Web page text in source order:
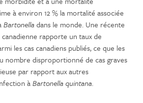
à environ 12 % la mortalité associée
Bartonelladans le monde. Une récente
rapporte un taux de
les cas canadiens publiés, ce que les
nombre disproportionné de cas graves
par rapport aux autres
àBartonella quintana.